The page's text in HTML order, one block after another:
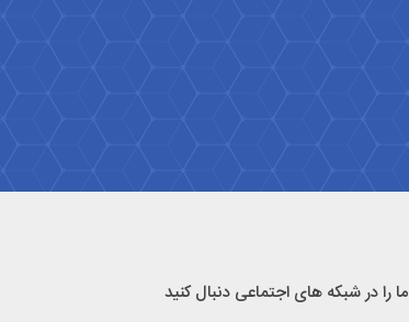
ما را در شبکه های اجتماعی دنبال کنید